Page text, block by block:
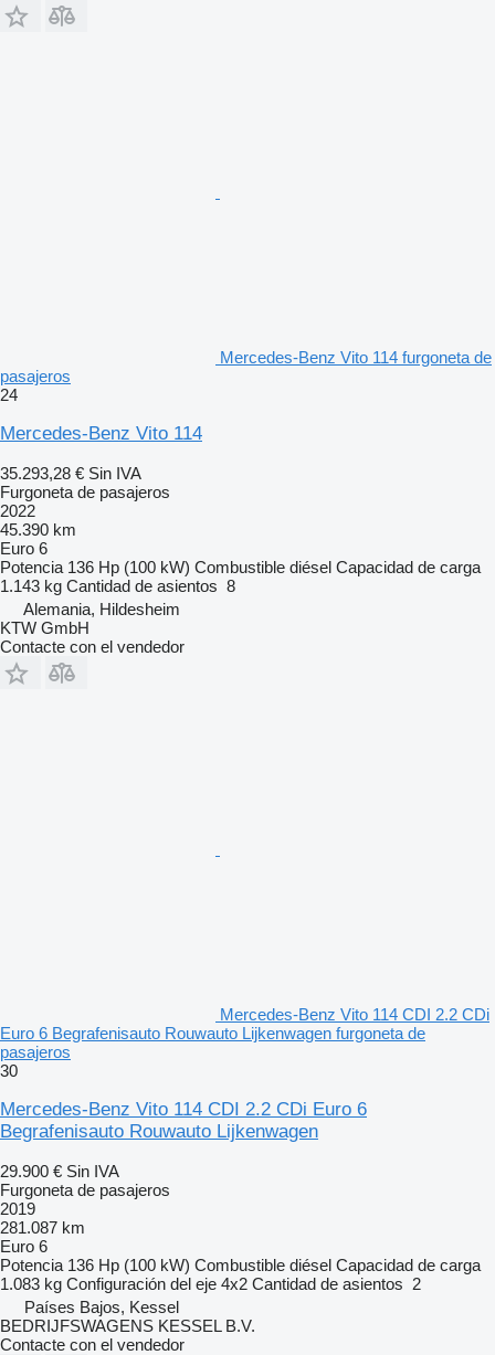
Mercedes-Benz Vito 114 furgoneta de
pasajeros
24
Mercedes-Benz Vito 114
35.293,28 € Sin IVA
Furgoneta de pasajeros
2022
45.390 km
Euro 6
Potencia 136 Hp (100 kW) Combustible diésel Capacidad de carga
1.143 kg Cantidad de asientos 8
Alemania, Hildesheim
KTW GmbH
Contacte con el vendedor
Mercedes-Benz Vito 114 CDI 2.2 CDi
Euro 6 Begrafenisauto Rouwauto Lijkenwagen furgoneta de
pasajeros
30
Mercedes-Benz Vito 114 CDI 2.2 CDi Euro 6
Begrafenisauto Rouwauto Lijkenwagen
29.900 € Sin IVA
Furgoneta de pasajeros
2019
281.087 km
Euro 6
Potencia 136 Hp (100 kW) Combustible diésel Capacidad de carga
1.083 kg Configuración del eje 4x2 Cantidad de asientos 2
Países Bajos, Kessel
BEDRIJFSWAGENS KESSEL B.V.
Contacte con el vendedor